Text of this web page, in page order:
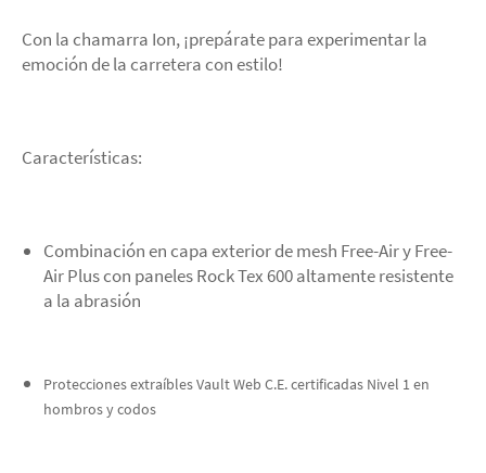
Con la chamarra Ion, ¡prepárate para experimentar la
emoción de la carretera con estilo!
Características:
Combinación en capa exterior de mesh Free-Air y Free-
Air Plus con paneles Rock Tex 600 altamente resistente
a la abrasión
Protecciones extraíbles Vault Web C.E. certificadas Nivel 1 en
hombros y codos